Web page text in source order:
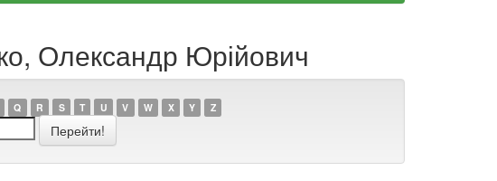
Олександр Юрійович
Q R S T U V W X Y Z